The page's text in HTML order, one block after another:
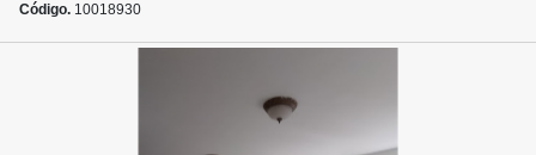
Código. 10018930